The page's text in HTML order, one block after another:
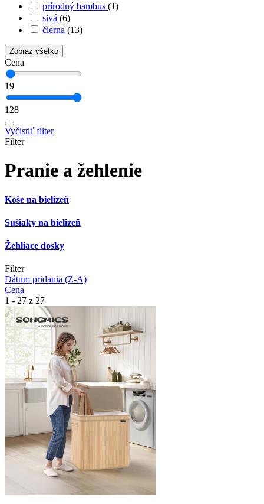
prírodný bambus (1)
sivá (6)
čierna (13)
Zobraz všetko
Cena
19
128
Vyčistiť filter
Filter
Pranie a žehlenie
Koše na bielizeň
Sušiaky na bielizeň
Žehliace dosky
Filter
Dátum pridania (Z-A)
Cena
1 - 27 z 27